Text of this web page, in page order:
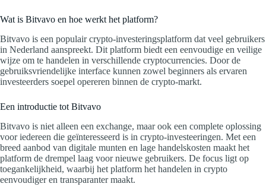
Wat is Bitvavo en hoe werkt het platform?
Bitvavo is een populair crypto-investeringsplatform dat veel gebruikers
in Nederland aanspreekt. Dit platform biedt een eenvoudige en veilige
wijze om te handelen in verschillende cryptocurrencies. Door de
gebruiksvriendelijke interface kunnen zowel beginners als ervaren
investeerders soepel opereren binnen de crypto-markt.
Een introductie tot Bitvavo
Bitvavo is niet alleen een exchange, maar ook een complete oplossing
voor iedereen die geïnteresseerd is in crypto-investeeringen. Met een
breed aanbod van digitale munten en lage handelskosten maakt het
platform de drempel laag voor nieuwe gebruikers. De focus ligt op
toegankelijkheid, waarbij het platform het handelen in crypto
eenvoudiger en transparanter maakt.